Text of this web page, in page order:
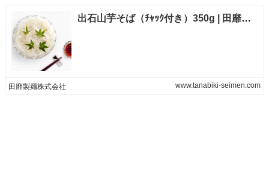
出石山芋そば（ﾁｬｯｸ付き）350g | 田靡製麺
田靡製麺株式会社 www.tanabiki-seimen.com